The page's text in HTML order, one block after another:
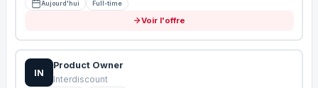
Aujourd'hui Full-time
Voir l'offre
IN
Product Owner
Interdiscount